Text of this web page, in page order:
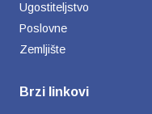
Ugostiteljstvo
Poslovne
Zemljište
Brzi linkovi